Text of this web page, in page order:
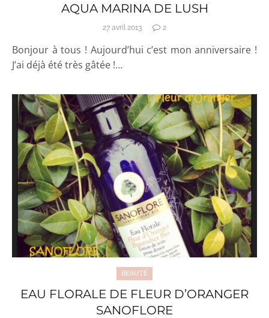
AQUA MARINA DE LUSH
27 avril 2013 2
Bonjour à tous ! Aujourd’hui c’est mon anniversaire !
J’ai déjà été très gâtée !…
BEAUTÉ
EAU FLORALE DE FLEUR D’ORANGER
SANOFLORE